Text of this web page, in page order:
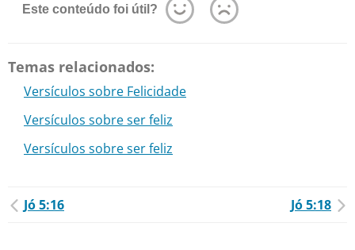
Este conteúdo foi útil?
Temas relacionados:
Versículos sobre Felicidade
Versículos sobre ser feliz
Versículos sobre ser feliz
Jó 5:16 Jó 5:18